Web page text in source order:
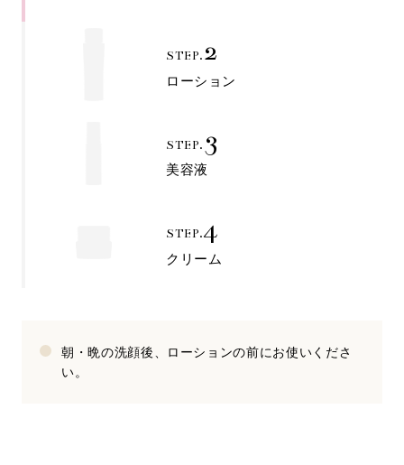
STEP.2
ローション
STEP. 3
美容液
STEP.4
クリーム
朝・晩の洗顔後、ローションの前にお使いくださ
い。